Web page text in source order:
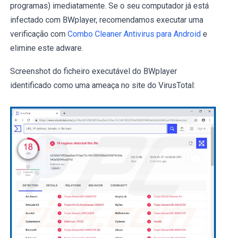
programas) imediatamente. Se o seu computador já está
infectado com BWplayer, recomendamos executar uma
verificação com Combo Cleaner Antivirus para Android e
elimine este adware.
Screenshot do ficheiro executável do BWplayer
identificado como uma ameaça no site do VirusTotal: